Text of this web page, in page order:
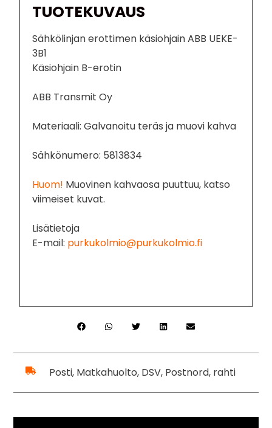
TUOTEKUVAUS
Sähkölinjan erottimen käsiohjain ABB UEKE-
3B1
Käsiohjain B-erotin
ABB Transmit Oy
Materiaali: Galvanoitu teräs ja muovi kahva
Sähkönumero: 5813834
Huom! Muovinen kahvaosa puuttuu, katso
viimeiset kuvat.
Lisätietoja
E-mail: purkukolmio@purkukolmio.fi
Posti, Matkahuolto, DSV, Postnord, rahti